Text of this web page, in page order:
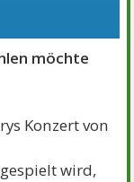
möchte
Konzert von
wird,